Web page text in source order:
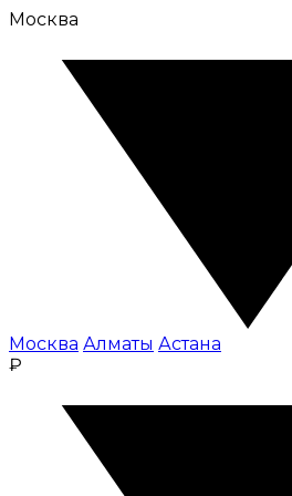
Москва
Москва Алматы Астана
₽